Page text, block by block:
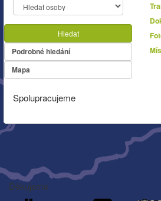
Hledat
Podrobné hledání
Mapa
Spolupracujeme
Děkujeme